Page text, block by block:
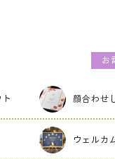
お
顔合わせ
ウェルカ